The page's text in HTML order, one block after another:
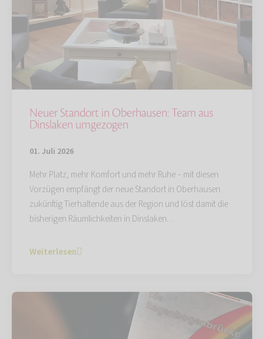
Neuer Standort in Oberhausen: Team aus
Dinslaken umgezogen
01. Juli 2026
Mehr Platz, mehr Komfort und mehr Ruhe – mit diesen
Vorzügen empfängt der neue Standort in Oberhausen
zukünftig Tierhaltende aus der Region und löst damit die
bisherigen Räumlichkeiten in Dinslaken…
Weiterlesen